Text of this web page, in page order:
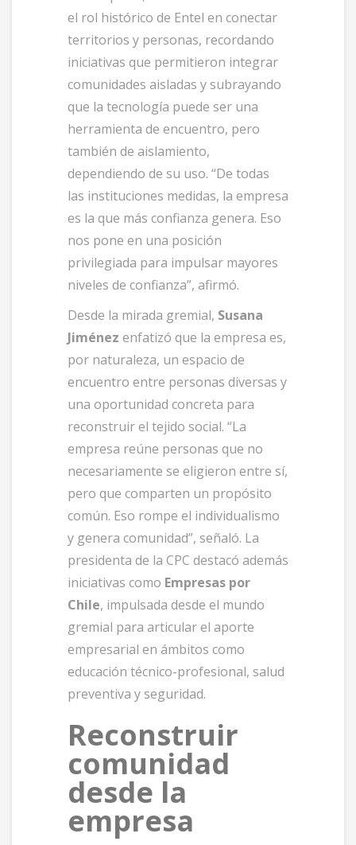
el rol histórico de Entel en conectar
territorios y personas, recordando
iniciativas que permitieron integrar
comunidades aisladas y subrayando
que la tecnología puede ser una
herramienta de encuentro, pero
también de aislamiento,
dependiendo de su uso. “De todas
las instituciones medidas, la empresa
es la que más confianza genera. Eso
nos pone en una posición
privilegiada para impulsar mayores
niveles de confianza”, afirmó.
Desde la mirada gremial, Susana
Jiménez enfatizó que la empresa es,
por naturaleza, un espacio de
encuentro entre personas diversas y
una oportunidad concreta para
reconstruir el tejido social. “La
empresa reúne personas que no
necesariamente se eligieron entre sí,
pero que comparten un propósito
común. Eso rompe el individualismo
y genera comunidad”, señaló. La
presidenta de la CPC destacó además
iniciativas como Empresas por
Chile, impulsada desde el mundo
gremial para articular el aporte
empresarial en ámbitos como
educación técnico-profesional, salud
preventiva y seguridad.
Reconstruir
comunidad
desde la
empresa